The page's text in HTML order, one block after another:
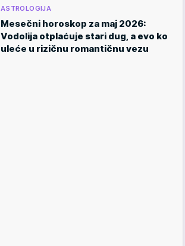
ASTROLOGIJA
Mesečni horoskop za maj 2026:
Vodolija otplaćuje stari dug, a evo ko
uleće u rizičnu romantičnu vezu